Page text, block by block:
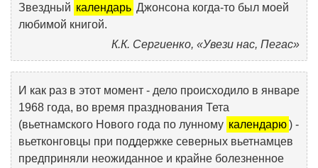
Звездный календарь Джонсона когда-то был моей
любимой книгой.
К.К. Сергиенко, «Увези нас, Пегас»
И как раз в этот момент - дело происходило в январе
1968 года, во время празднования Тета
(вьетнамского Нового года по лунному календарю) -
вьетконговцы при поддержке северных вьетнамцев
предприняли неожиданное и крайне болезненное